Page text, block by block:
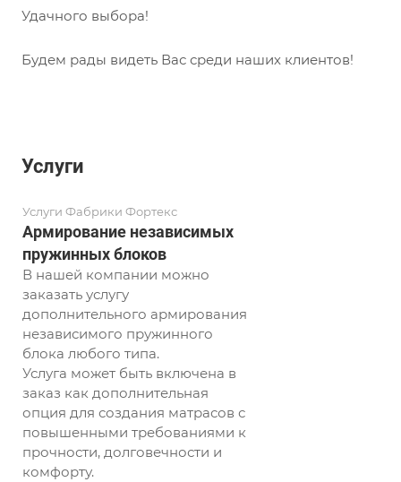
Удачного выбора!
Будем рады видеть Вас среди наших клиентов!
Услуги
Услуги Фабрики Фортекс
Армирование независимых
пружинных блоков
В нашей компании можно
заказать услугу
дополнительного армирования
независимого пружинного
блока любого типа.
Услуга может быть включена в
заказ как дополнительная
опция для создания матрасов с
повышенными требованиями к
прочности, долговечности и
комфорту.